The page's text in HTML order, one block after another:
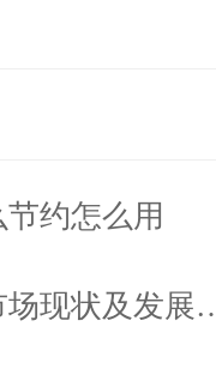
约怎么用
场现状及发展